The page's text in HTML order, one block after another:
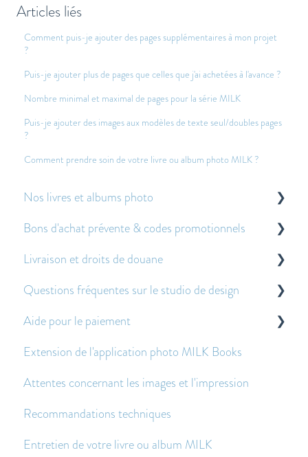
Articles liés
Comment puis-je ajouter des pages supplémentaires à mon projet
?
Puis-je ajouter plus de pages que celles que j'ai achetées à l'avance ?
Nombre minimal et maximal de pages pour la série MILK
Puis-je ajouter des images aux modèles de texte seul/doubles pages
?
Comment prendre soin de votre livre ou album photo MILK ?
Nos livres et albums photo
À propos de nos livres et albums photo
Autres questions fréquemment posées
Bons d'achat prévente & codes promotionnels
À propos des bons de pré-vente
Application des bons de prévente et des codes
Livraison et droits de douane
Droits de douane
Livraison
Expédition économique - Foire aux questions
Questions fréquentes sur le studio de design
Pour commencer
Créer et modifier des doubles-pages
Images - Questions fréquentes
Texte - Questions fréquentes
Autres questions fréquemment posées
Aide pour le paiement
Questions sur le paiement
Avant et après avoir passé une commande
Extension de l'application photo MILK Books
Attentes concernant les images et l'impression
Recommandations techniques
Entretien de votre livre ou album MILK